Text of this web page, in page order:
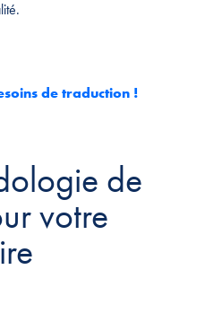
de traduction !
de
votre